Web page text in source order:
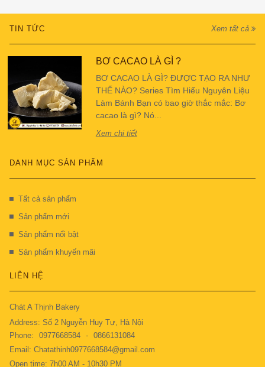
TIN TỨC Xem tất cả
BƠ CACAO LÀ GÌ ?
BƠ CACAO LÀ GÌ? ĐƯỢC TẠO RA NHƯ
THẾ NÀO? Series Tìm Hiểu Nguyên Liệu
Làm Bánh Bạn có bao giờ thắc mắc: Bơ
cacao là gì? Nó...
Xem chi tiết
DANH MỤC SẢN PHẨM
Tất cả sản phẩm
Sản phẩm mới
Sản phẩm nổi bật
Sản phẩm khuyến mãi
LIÊN HỆ
Chát A Thịnh Bakery
Address: Số 2 Nguyễn Huy Tự, Hà Nội
Phone:
0977668584 -
0866131084
Email: Chatathinh0977668584@gmail.com
Open time: 7h00 AM - 10h30 PM